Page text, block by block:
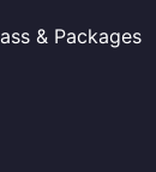
& Packages